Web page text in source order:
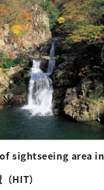
sightseeing area
HIT）